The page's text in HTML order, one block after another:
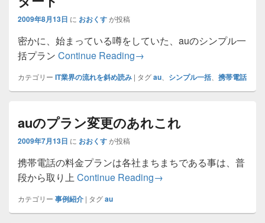
2009年8月13日 に おおくすが投稿
密かに、始まっている噂をしていた、auのシンプル一
括プラン Continue ReadingKDDI auシンプル一括販売プ
→
カテゴリー IT業界の流れを斜め読み | タグau シンプル一括、 携帯電話
auのプラン変更のあれこれ
2009年7月13日 に おおくすが投稿
携帯電話の料金プランは各社まちまちである事は、普
段から取り上 Continue Readingauのプラン変更のあれこ
→
カテゴリー 事例紹介 | タグau